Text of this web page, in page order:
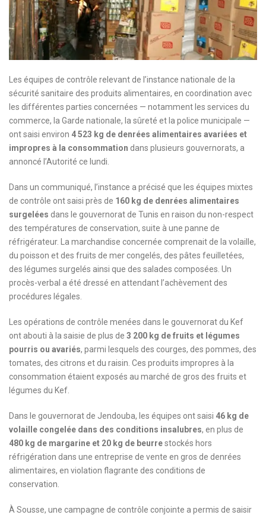
Les équipes de contrôle relevant de l’instance nationale de la
sécurité sanitaire des produits alimentaires, en coordination avec
les différentes parties concernées — notamment les services du
commerce, la Garde nationale, la sûreté et la police municipale —
ont saisi environ 4 523 kg de denrées alimentaires avariées et
impropres à la consommation dans plusieurs gouvernorats, a
annoncé l’Autorité ce lundi.
Dans un communiqué, l’instance a précisé que les équipes mixtes
de contrôle ont saisi près de 160 kg de denrées alimentaires
surgelées dans le gouvernorat de Tunis en raison du non-respect
des températures de conservation, suite à une panne de
réfrigérateur. La marchandise concernée comprenait de la volaille,
du poisson et des fruits de mer congelés, des pâtes feuilletées,
des légumes surgelés ainsi que des salades composées. Un
procès-verbal a été dressé en attendant l’achèvement des
procédures légales.
Les opérations de contrôle menées dans le gouvernorat du Kef
ont abouti à la saisie de plus de 3 200 kg de fruits et légumes
pourris ou avariés, parmi lesquels des courges, des pommes, des
tomates, des citrons et du raisin. Ces produits impropres à la
consommation étaient exposés au marché de gros des fruits et
légumes du Kef.
Dans le gouvernorat de Jendouba, les équipes ont saisi 46 kg de
volaille congelée dans des conditions insalubres, en plus de
480 kg de margarine et 20 kg de beurrestockés hors
réfrigération dans une entreprise de vente en gros de denrées
alimentaires, en violation flagrante des conditions de
conservation.
À Sousse, une campagne de contrôle conjointe a permis de saisir